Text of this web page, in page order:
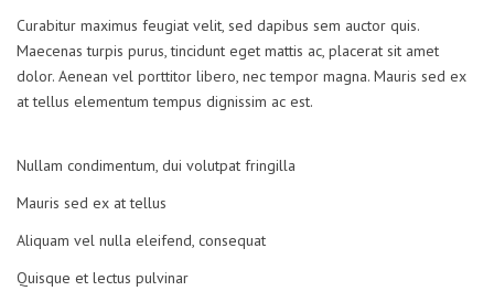
Curabitur maximus feugiat velit, sed dapibus sem auctor quis.
Maecenas turpis purus, tincidunt eget mattis ac, placerat sit amet
dolor. Aenean vel porttitor libero, nec tempor magna. Mauris sed ex
at tellus elementum tempus dignissim ac est.
Nullam condimentum, dui volutpat fringilla
Mauris sed ex at tellus
Aliquam vel nulla eleifend, consequat
Quisque et lectus pulvinar